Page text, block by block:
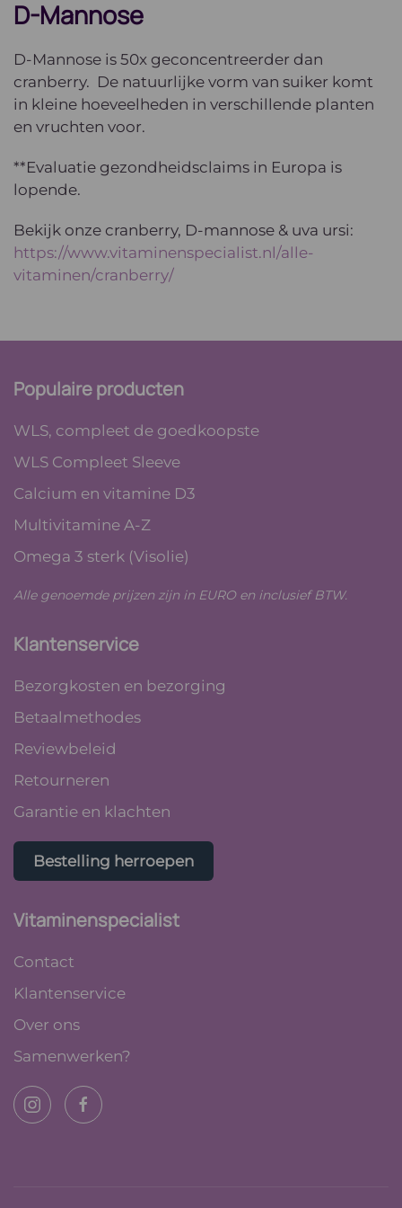
D-Mannose
D-Mannose is 50x geconcentreerder dan
cranberry. De natuurlijke vorm van suiker komt
in kleine hoeveelheden in verschillende planten
en vruchten voor.
**Evaluatie gezondheidsclaims in Europa is
lopende.
Bekijk onze cranberry, D-mannose & uva ursi:
https://www.vitaminenspecialist.nl/alle-
vitaminen/cranberry/
Populaire producten
WLS, compleet de goedkoopste
WLS Compleet Sleeve
Calcium en vitamine D3
Multivitamine A-Z
Omega 3 sterk (Visolie)
Alle genoemde prijzen zijn in EURO en inclusief BTW.
Klantenservice
Bezorgkosten en bezorging
Betaalmethodes
Reviewbeleid
Retourneren
Garantie en klachten
Bestelling herroepen
Vitaminenspecialist
Contact
Klantenservice
Over ons
Samenwerken?